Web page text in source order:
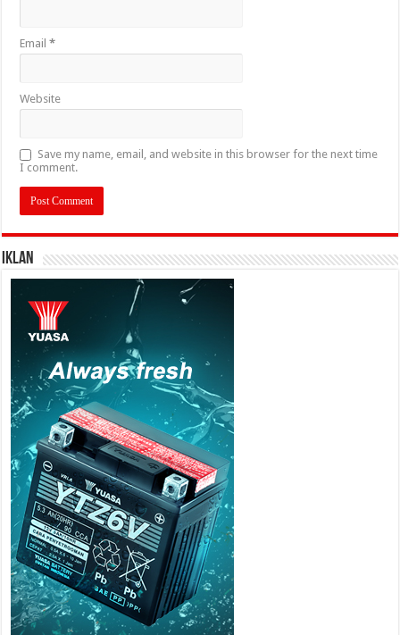
Email*
Website
Save my name, email, and website in this browser for the next time
I comment.
IKLAN